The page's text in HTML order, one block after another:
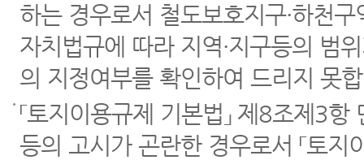
하는 경우로서 철도보호지구·하천
자치법규에 따라 지역·지구등의 범
의 지정여부를 확인하여 드리지 못
「토지이용규제 기본법」 제8조제3
등의 고시가 곤란한 경우로서 「토